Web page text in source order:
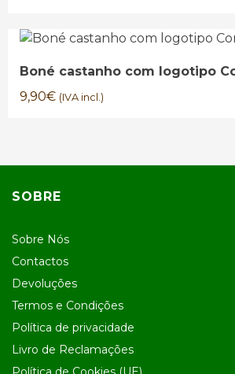
Boné castanho com logotipo
9,90€ (IVA incl.)
SOBRE
Sobre Nós
Contactos
Devoluções
Termos e Condições
Política de privacidade
Livro de Reclamações